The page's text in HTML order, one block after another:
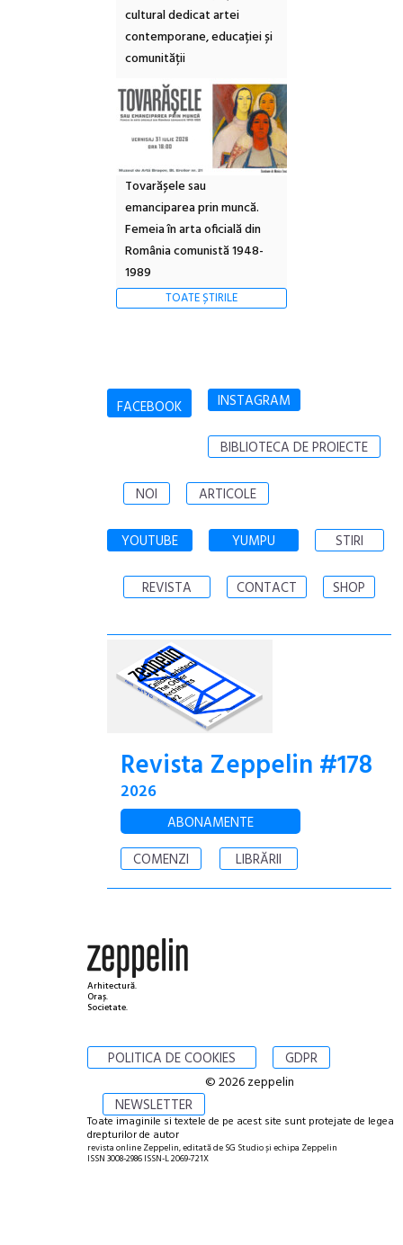
cultural dedicat artei
contemporane, educației și
comunității
Tovarășele sau
emanciparea prin muncă.
Femeia în arta oficială din
România comunistă 1948-
1989
TOATE ȘTIRILE
FACEBOOK INSTAGRAM
BIBLIOTECA DE PROIECTE
NOI ARTICOLE
YOUTUBE YUMPU STIRI
REVISTA CONTACT SHOP
Revista Zeppelin #178
2026
ABONAMENTE
COMENZI
LIBRĂRII
Arhitectură.
Oraș.
Societate.
POLITICA DE COOKIES GDPR
NEWSLETTER
© 2026 zeppelin
Toate imaginile si textele de pe acest site sunt protejate de legea
drepturilor de autor
revista online Zeppelin, editată de SG Studio și echipa Zeppelin
ISSN 3008-2986 ISSN-L 2069-721X